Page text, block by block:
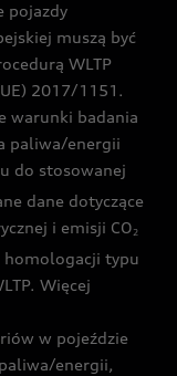
pojazdy
muszą być
WLTP
2017/1151.
warunki badania
paliwa/energii
do stosowanej
dane dotyczące
i emisji CO2
homologacji typu
Więcej
w pojeździe
energii,